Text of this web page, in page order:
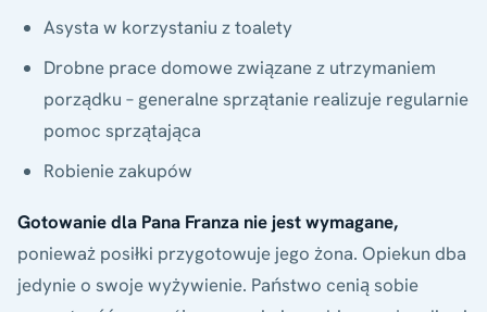
Asysta w korzystaniu z toalety
Drobne prace domowe związane z utrzymaniem
porządku – generalne sprzątanie realizuje regularnie
pomoc sprzątająca
Robienie zakupów
Gotowanie dla Pana Franza nie jest wymagane,
ponieważ posiłki przygotowuje jego żona. Opiekun dba
jedynie o swoje wyżywienie. Państwo cenią sobie